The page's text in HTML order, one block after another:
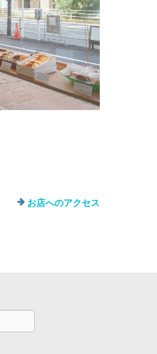
お店へのアクセス